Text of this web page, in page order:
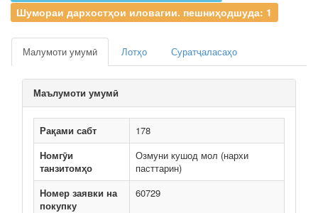
Шумораи дархостҳои иловагии. пешниҳодшуда: 1
Малумоти умумӣ Лотҳо Суратҷаласаҳо
Маълумоти умумӣ
Рақами сабт
178
Номгӯи
танзитомҳо
Озмуни кушод мол (нархи
пасттарин)
Номер заявки на
покупку
60729